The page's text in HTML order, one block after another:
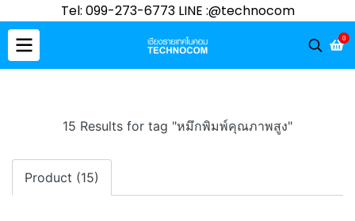
Tel: 099-273-6773 LINE :@technocom
0
15 Results for tag "หมึกพิมพ์คุณภาพสูง"
Product (15)